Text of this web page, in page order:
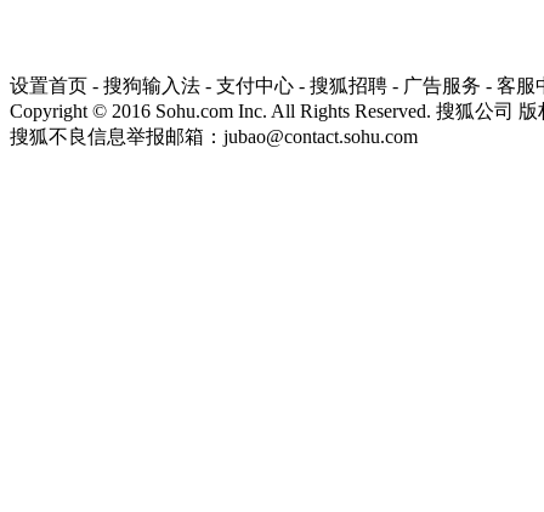
设置首页 - 搜狗输入法 - 支付中心 - 搜狐招聘 - 广告服务 - 客服
Copyright © 2016 Sohu.com Inc. All Rights Reserved. 搜狐公司 版
搜狐不良信息举报邮箱： jubao@contact.sohu.com